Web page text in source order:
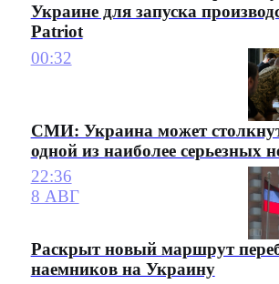
Украине для запуска
Patriot
00:32
СМИ: Украина может
одной из наиболее серьезных
22:36
8 АВГ
Раскрыт новый маршрут
наемников на Украину